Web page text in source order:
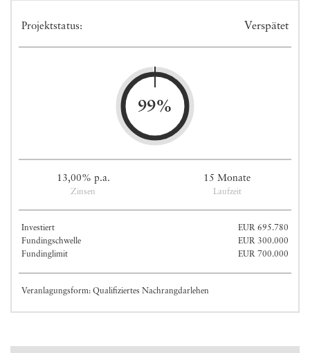
Projektstatus: Verspätet
99%
13,00% p.a.
Zinsen
15 Monate
Laufzeit
Investiert
EUR 695.780
Fundingschwelle
EUR 300.000
Fundinglimit
EUR 700.000
Veranlagungsform: Qualifiziertes Nachrangdarlehen